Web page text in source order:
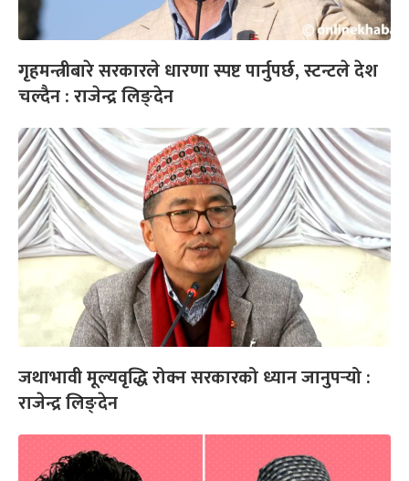
गृहमन्त्रीबारे सरकारले धारणा स्पष्ट पार्नुपर्छ, स्टन्टले देश
चल्दैन : राजेन्द्र लिङ्देन
जथाभावी मूल्यवृद्धि रोक्न सरकारको ध्यान जानुपर्‍यो :
राजेन्द्र लिङ्देन